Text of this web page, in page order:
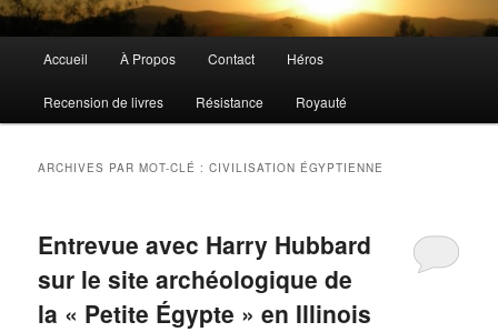
principal
Accueil À Propos Contact Héros
Recension de livres Résistance Royauté
ARCHIVES PAR MOT-CLÉ :CIVILISATION ÉGYPTIENNE
Entrevue avec Harry Hubbard
sur le site archéologique de
la « Petite Égypte » en Illinois